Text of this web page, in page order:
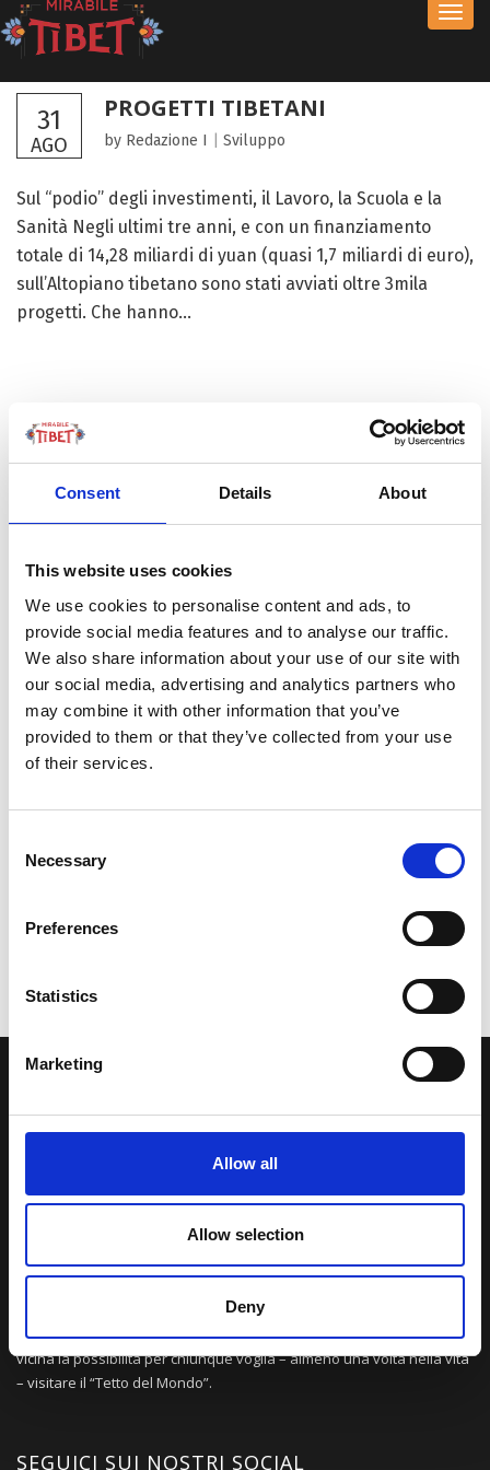
Consent Details About
This website uses cookies
We use cookies to personalise content and ads, to
provide social media features and to analyse our traffic.
We also share information about your use of our site with
our social media, advertising and analytics partners who
may combine it with other information that you’ve
provided to them or that they’ve collected from your use
of their services.
Selection
Necessary
Preferences
Statistics
Marketing
Allow all
Allow selection
Deny
31
AGO
PROGETTI TIBETANI
by Redazione I Sviluppo
Sul “podio” degli investimenti, il Lavoro, la Scuola e la
Sanità Negli ultimi tre anni, e con un finanziamento
totale di 14,28 miliardi di yuan (quasi 1,7 miliardi di euro),
sull’Altopiano tibetano sono stati avviati oltre 3mila
progetti. Che hanno...
FOCUS TIBET
SULLA VETTA DELLO XIZANG, DOVE IL VENTO
SOFFIA LO SPIRITO DI BUDDHA
Una comunità di appassionati della cultura tibetana che hanno
Una regione affascinante, densa di spiritualità che con i suoi
paesaggi e la sua gente è capace di riempire il cuore.
Attraverso i nostri contributi cercheremo agevolare la conoscenza
della cultura, della storia e della religione del paese e rendere più
vicina la possibilità per chiunque voglia – almeno una volta nella vita
– visitare il “Tetto del Mondo”.
SEGUICI SUI NOSTRI SOCIAL